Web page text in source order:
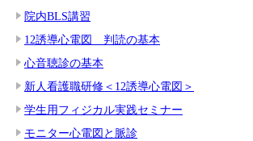
院内BLS講習
12誘導心電図 判読の基本
心音聴診の基本
新人看護職研修＜12誘導心電図＞
学生用フィジカル実践セミナー
モニター心電図と脈診